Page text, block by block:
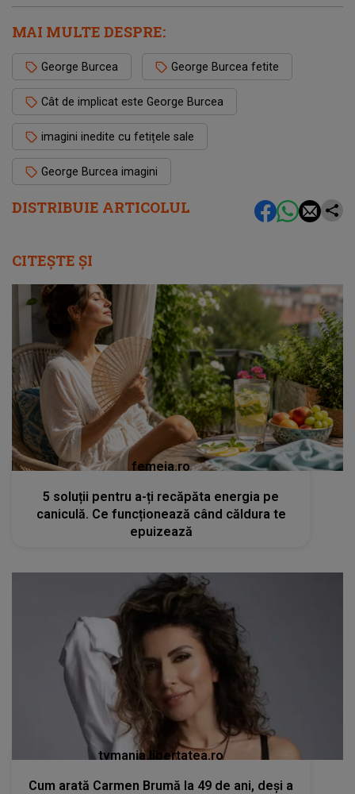
DISTRIBUIE ARTICOLUL
MAI MULTE DESPRE:
George Burcea George Burcea fetite
Cât de implicat este George Burcea
imagini inedite cu fetițele sale
George Burcea imagini
CITEȘTE ȘI
femeia.ro
5 soluții pentru a-ți recăpăta energia pe
caniculă. Ce funcționează când căldura te
epuizează
tvmania.libertatea.ro
Cum arată Carmen Brumă la 49 de ani, deși a